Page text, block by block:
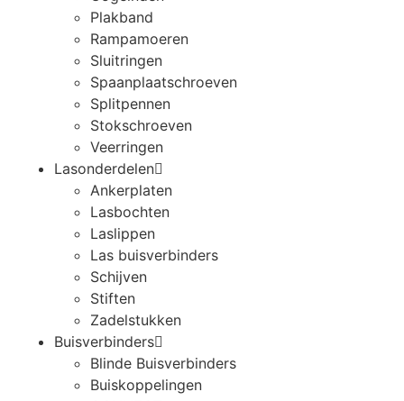
Plakband
Rampamoeren
Sluitringen
Spaanplaatschroeven
Splitpennen
Stokschroeven
Veerringen
Lasonderdelen
Ankerplaten
Lasbochten
Laslippen
Las buisverbinders
Schijven
Stiften
Zadelstukken
Buisverbinders
Blinde Buisverbinders
Buiskoppelingen